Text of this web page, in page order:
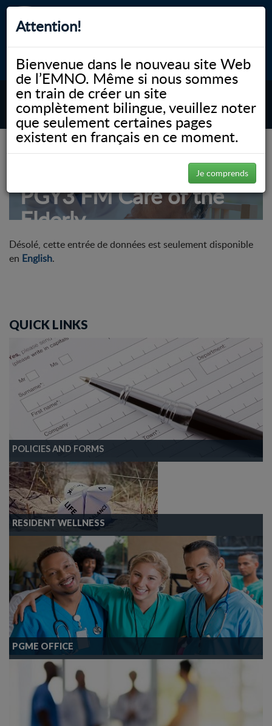
Attention!
Bienvenue dans le nouveau site Web
de l’EMNO. Même si nous sommes
en train de créer un site
complètement bilingue, veuillez noter
que seulement certaines pages
existent en français en ce moment.
Je comprends
myNOSM Accessibilité A- A+ English
MENU
PGY3 FM Care of the
Elderly
Désolé, cette entrée de données est seulement disponible
en English.
QUICK LINKS
POLICIES AND FORMS
RESIDENT WELLNESS
PGME OFFICE